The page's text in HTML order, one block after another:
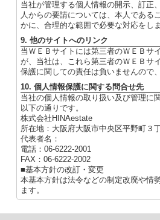
当社が管理する個人情報の開示、訂正
人からの要請については、本人である
かに、合理的な範囲で必要な対応をしま
9. 他のサイトへのリンク
当ＷＥＢサイトには第三者のＷＥＢサ
が、当社は、これら第三者のＷＥＢサ
保護に関しての責任は負いませんので
10. 個人情報保護に関する問合せ先
当社の個人情報の取り扱い及び管理に
以下の通りです。
株式会社HINAestate
所在地：大阪府大阪市中央区平野町３
代表者名：
電話：06-6222-2001
FAX：06-6222-2002
■基本方針の改訂・変更
本基本方針は法令などの制定改廃や情
ます。